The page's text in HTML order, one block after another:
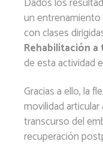
un
con clases
Rehabilitación
de esta actividad
Gracias a ello, la
movilidad
transcurso del
recuperación